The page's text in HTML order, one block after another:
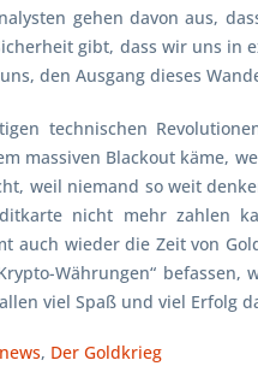
gehen davon aus,
gibt, dass wir uns
den Ausgang dieses
technischen
massiven Blackout käme,
weil niemand so weit
nicht mehr zahlen
auch wieder die Zeit von
Währungen“
viel Spaß und viel Erfolg
, Der Goldkrieg